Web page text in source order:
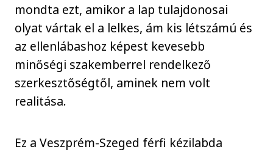
mondta ezt, amikor a lap tulajdonosai
olyat vártak el a lelkes, ám kis létszámú és
az ellenlábashoz képest kevesebb
minőségi szakemberrel rendelkező
szerkesztőségtől, aminek nem volt
realitása.
Ez a Veszprém-Szeged férfi kézilabda